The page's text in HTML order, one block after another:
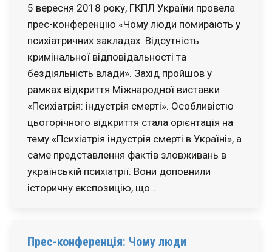
5 вересня 2018 року, ГКПЛ України провела
прес-конференцію «Чому люди помирають у
психіатричних закладах. Відсутність
кримінальної відповідальності та
бездіяльність влади». Захід пройшов у
рамках відкриття Міжнародної виставки
«Психіатрія: індустрія смерті». Особливістю
цьогорічного відкриття стала орієнтація на
тему «Психіатрія індустрія смерті в Україні», а
саме представлення фактів зловживань в
українській психіатрії. Вони доповнили
історичну експозицію, що…
Прес-конференція: Чому люди